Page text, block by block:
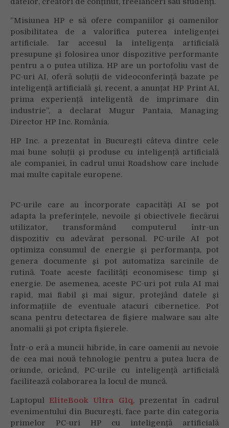
”Misiunea HP e să ofere companiilor și oamenilor
posibilitatea de a valorifica puterea inteligenței
artificiale. Iar accesul la inteligența artificială
presupune și folosirea unor dispozitive performante
pentru a o putea utiliza. HP are un portofoliu vast de
PC-uri AI, oferă soluții de videoconferință bazate pe
inteligență artificială și, recent, a anunțat HP Print AI,
prima experiență inteligentă de imprimare din
industrie”, a declarat Mugur Pantaia, Managing
Director HP Inc. România.
HP Inc. a prezentat în București câteva dintre cele
mai bune soluții și produse cu inteligență artificială
ale companiei, în cadrul unui Roadshow care include
mai multe capitale europene.
PC-urile care au încorporate capacități AI se pot
adapta la preferințele, nevoile și obiectivele fiecărui
utilizator, transformând computerul într-un
dispozitiv cu adevărat personal. PC-urile AI pot
optimiza consumul de energie și performanța, pot
genera documente și pot automatiza sarcinile de
rutină. Toate aceste facilități economisesc timp și
energie. De asemenea, aceste PC-uri pot rula AI mai
rapid, mai fiabil și mai sigur, protejând datele și
informațiile de eventuale atacuri cibernetice. Pot
scana pentru detectarea de fișiere malware sau alte
anomalii și pot cripta fișierele.
Într-o eră a muncii hibride, în care oamenii au nevoie
de cea mai nouă tehnologie pentru a putea lucra de
oriunde, oricând, PC-urile cu inteligență artificială
facilitează colaborarea la locul de muncă.
LaptopulEliteBook Ultra G1q, prezentat în cadrul
evenimentului din București, face parte din categoria
primelor PC-uri HP cu inteligență artificială